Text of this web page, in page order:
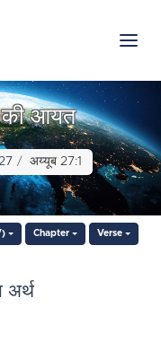
की आयत
अय्यूब 27:1
Chapter Verse
अर्थ